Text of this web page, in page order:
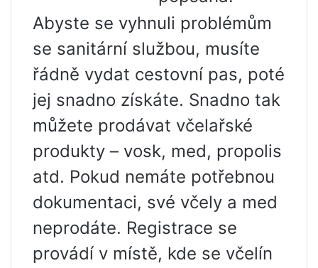
Abyste se vyhnuli problémům
se sanitární službou, musíte
řádně vydat cestovní pas, poté
jej snadno získáte. Snadno tak
můžete prodávat včelařské
produkty – vosk, med, propolis
atd. Pokud nemáte potřebnou
dokumentaci, své včely a med
neprodáte. Registrace se
provádí v místě, kde se včelín